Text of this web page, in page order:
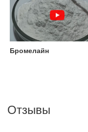
Бромелайн
Отзывы